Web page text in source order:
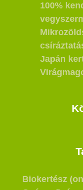
100%
Japán
Biokertész